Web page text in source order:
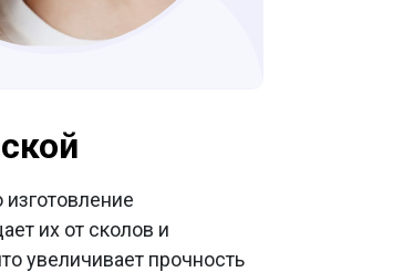
их от сколов и
увеличивает прочность